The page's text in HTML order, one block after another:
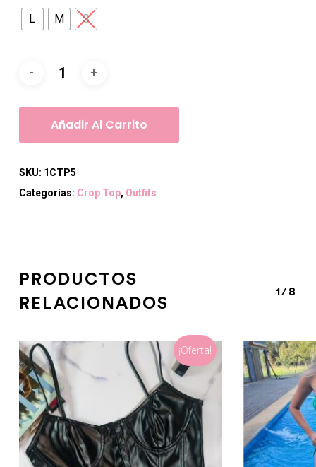
L
M S
Añadir Al Carrito
SKU: 1CTP5
Categorías: Crop Top, Outfits
PRODUCTOS
RELACIONADOS
1/8
¡Oferta!